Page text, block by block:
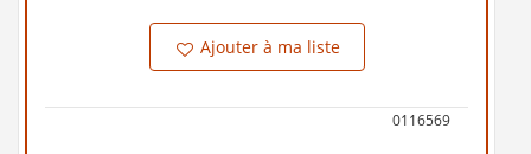
Ajouter à ma liste
0116569